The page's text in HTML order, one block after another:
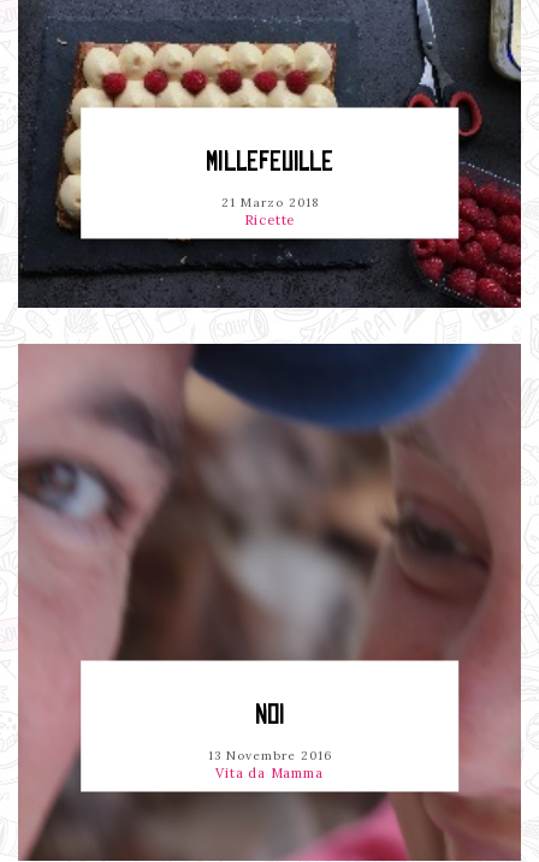
MILLEFEUILLE
21 Marzo 2018
Ricette
NOI
13 Novembre 2016
Vita da Mamma